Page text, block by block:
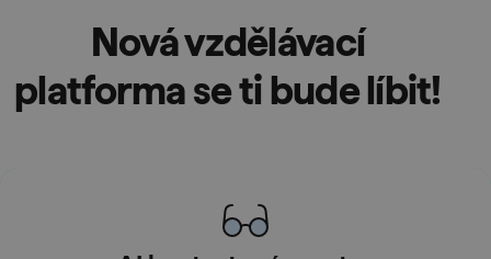
Nová vzdělávací
platforma se ti bude líbit!